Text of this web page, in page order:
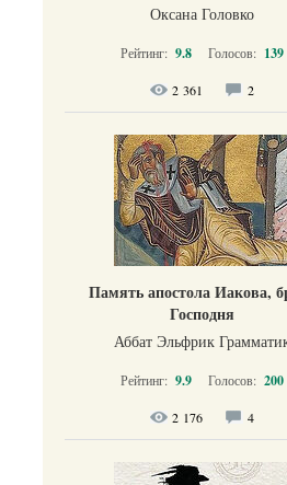
Оксана Головко
Рейтинг: 9.8 Голосов: 139
2 361 2
Память апостола Иакова,
Господня
Аббат Эльфрик
Рейтинг: 9.9 Голосов: 200
2 176 4